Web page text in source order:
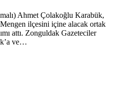
Ahmet Çolakoğlu Karabük,
ilçesini içine alacak ortak
attı. Zonguldak Gazeteciler
ve…